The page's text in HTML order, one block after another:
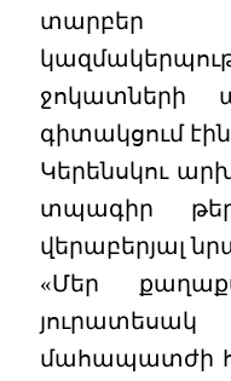
տարբեր
ջոկատների
գիտակցում
Կերենսկու
տպագիր
վերաբերյալ
«Մեր
մահապատժի